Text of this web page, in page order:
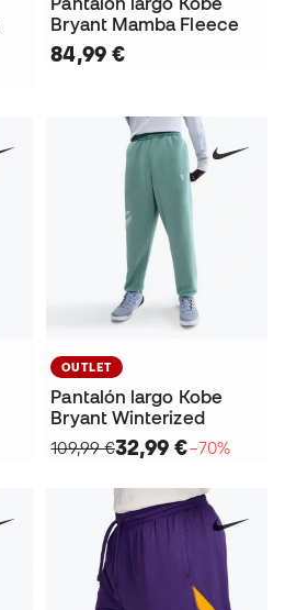
Bryant Mamba Fleece
84,99 €
OUTLET
Pantalón largo Kobe
Bryant Winterized
109,99 €32,99 €−70%